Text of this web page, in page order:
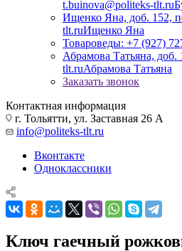
t.buinova@politeks-tlt.ru
Ищенко Яна, доб. 152,
tlt.ruИщенко Яна
Товароведы: +7 (927)
Абрамова Татьяна, доб.
tlt.ruАбрамова Татьяна
Заказать звонок
Контактная информация
г. Тольятти, ул. Заставная 26 А
info@politeks-tlt.ru
Вконтакте
Одноклассники
Ключ гаечный